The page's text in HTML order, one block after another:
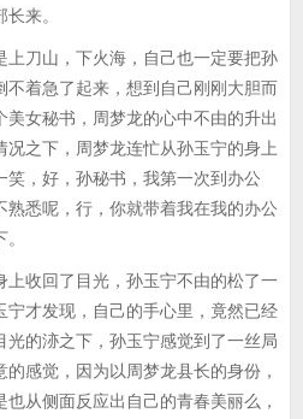
来。
刀山，下火海，自己也一定要把孙
不着急了起来，想到自己刚刚大胆而
女秘书，周梦龙的心中不由的升出
之下，周梦龙连忙从孙玉宁的身上
，好，孙秘书，我第一次到办公
悉呢，行，你就带着我在我的办公
收回了目光，孙玉宁不由的松了一
宁才发现，自己的手心里，竟然已经
的洂之下，孙玉宁感觉到了一丝局
感觉，因为以周梦龙县长的身份，
从侧面反应出自己的青春美丽么，